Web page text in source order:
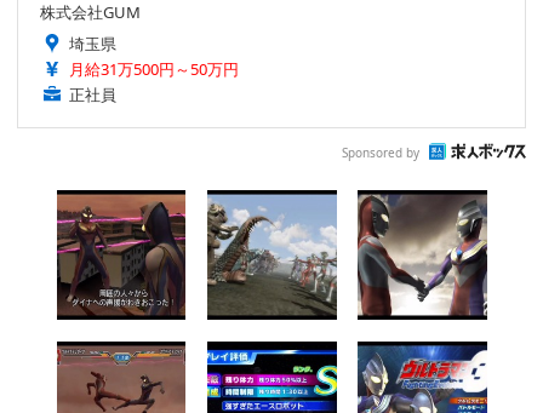
株式会社GUM
埼玉県
月給31万500円～50万円
正社員
Sponsored by